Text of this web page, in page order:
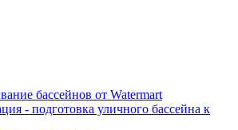
бассейнов от Watermart
- подготовка уличного бассейна к